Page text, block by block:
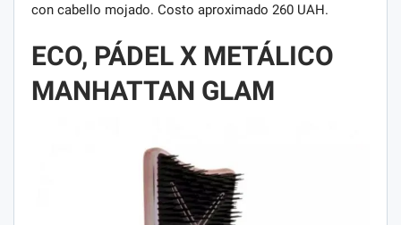
con cabello mojado. Costo aproximado 260 UAH.
ECO, PÁDEL X METÁLICO
MANHATTAN GLAM